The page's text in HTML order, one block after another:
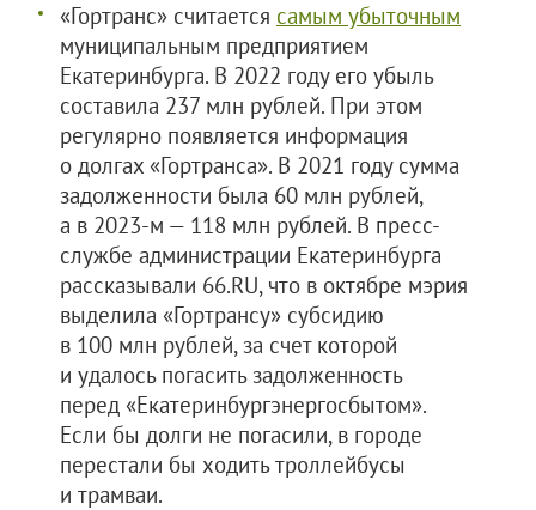
«Гортранс» считается самым убыточным
муниципальным предприятием
Екатеринбурга. В 2022 году его убыль
составила 237 млн рублей. При этом
регулярно появляется информация
о долгах «Гортранса». В 2021 году сумма
задолженности была 60 млн рублей,
а в 2023-м — 118 млн рублей. В пресс-
службе администрации Екатеринбурга
рассказывали 66.RU, что в октябре мэрия
выделила «Гортрансу» субсидию
в 100 млн рублей, за счет которой
и удалось погасить задолженность
перед «Екатеринбургэнергосбытом».
Если бы долги не погасили, в городе
перестали бы ходить троллейбусы
и трамваи.